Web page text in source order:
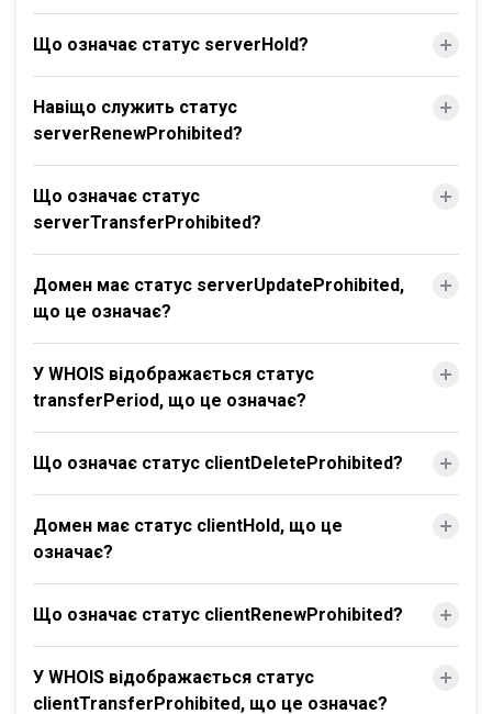
Що означає статус serverHold?
Навіщо служить статус
serverRenewProhibited?
Що означає статус
serverTransferProhibited?
Домен має статус serverUpdateProhibited,
що це означає?
У WHOIS відображається статус
transferPeriod, що це означає?
Що означає статус clientDeleteProhibited?
Домен має статус clientHold, що це
означає?
Що означає статус clientRenewProhibited?
У WHOIS відображається статус
clientTransferProhibited, що це означає?